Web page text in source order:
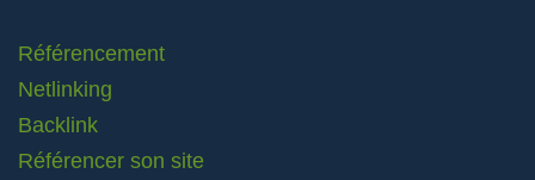
Référencement
Netlinking
Backlink
Référencer son site